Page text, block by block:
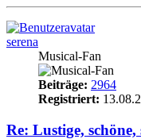
serena
Musical-Fan
Beiträge: 2964
Registriert:
Re: Lustige,